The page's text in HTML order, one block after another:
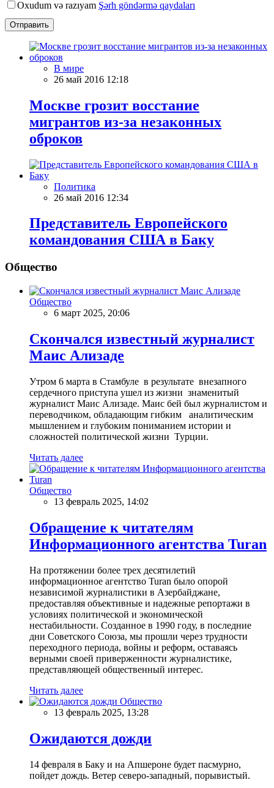
Oxudum və razıyam Şərh göndərmə qaydaları
Отправить
В мире
26 май 2016 12:18
Москве грозит восстание
мигрантов из-за незаконных
оброков
Политика
26 май 2016 12:34
Представитель Европейского
командования США в Баку
Общество
Общество
6 март 2025, 20:06
Скончался известный журналист
Маис Ализаде
Утром 6 марта в Стамбуле в результате внезапного
сердечного приступа ушел из жизни знаменитый
журналист Маис Ализаде. Маис бей был журналистом и
переводчиком, обладающим гибким аналитическим
мышлением и глубоким пониманием истории и
сложностей политической жизни Турции.
Читать далее
Общество
13 февраль 2025, 14:02
Обращение к читателям
Информационного агентства Turan
На протяжении более трех десятилетий
информационное агентство Turan было опорой
независимой журналистики в Азербайджане,
предоставляя объективные и надежные репортажи в
условиях политической и экономической
нестабильности. Созданное в 1990 году, в последние
дни Советского Союза, мы прошли через трудности
переходного периода, войны и реформ, оставаясь
верными своей приверженности журналистике,
представляющей общественный интерес.
Читать далее
Общество
13 февраль 2025, 13:28
Ожидаются дожди
14 февраля в Баку и на Апшероне будет пасмурно,
пойдет дождь. Ветер северо-западный, порывистый.